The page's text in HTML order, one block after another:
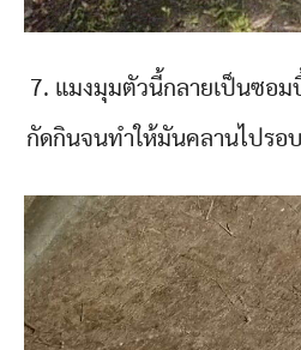
7. แมงมุมตัวนี้กลายเป็นซอม
กัดกินจนทำให้มันคลานไปรอ